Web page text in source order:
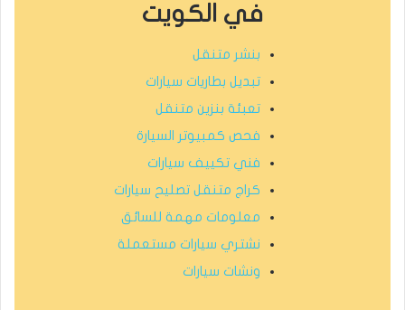
في الكويت
بنشر متنقل
تبديل بطاريات سيارات
تعبئة بنزين متنقل
فحص كمبيوتر السيارة
فني تكييف سيارات
كراج متنقل تصليح سيارات
معلومات مهمة للسائق
نشتري سيارات مستعملة
ونشات سيارات